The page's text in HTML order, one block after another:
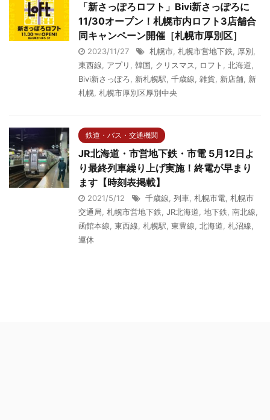
「新さっぽろロフト」Bivi新さっぽろに
11/30オープン！札幌市内ロフト3店舗合
同キャンペーン開催［札幌市厚別区］
2023/11/27 札幌市, 札幌市営地下鉄, 厚別,
東西線, アプリ , 韓国, クリスマス, ロフト , 北海道,
Bivi新さっぽろ, 新札幌駅, 千歳線, 雑貨, 新店舗, 新
札幌, 札幌市厚別区厚別中央
鉄道・バス・交通機関
JR北海道・市営地下鉄・市電 5月12日よ
り最終列車繰り上げ実施！終電が早まり
ます【時刻表掲載】
2021/5/12 千歳線, 列車, 札幌市電, 札幌市
交通局, 札幌市営地下鉄, JR北海道, 地下鉄, 南北線,
函館本線, 東西線, 札幌駅, 東豊線, 北海道, 札沼線,
運休